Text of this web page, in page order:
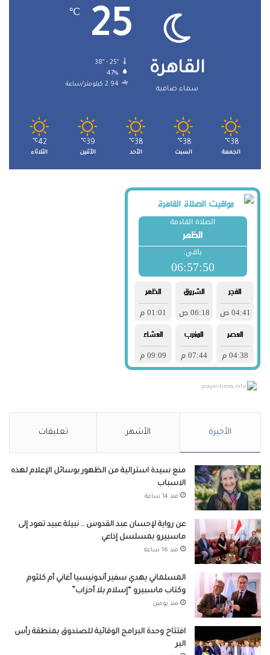
القاهرة
سماء صافية
25
℃
38º - 25º
47%
2.94 كيلومتر/ساعة
38
℃
الجمعة
38
℃
السبت
38
℃
الأحد
39
℃
الأثنين
42
℃
الثلاثاء
prayer-times.info
الأخيرة الأشهر تعليقات
منع سيدة استرالية من الظهور بوسائل الإعلام لهذه
الاسباب
منذ 14 ساعة
عن رواية لإحسان عبد القدوس .. نبيلة عبيد تعود إلى
ماسبيرو بمسلسل إذاعي
منذ 16 ساعة
المسلماني يهدي سفير أندونيسيا أغاني أم كلثوم
وكتاب ماسبيرو “إسلام بلا أحزاب”
منذ يومين
افتتاح وحدة البرامج الوقائية للصندوق بمنطقة رأس
البر